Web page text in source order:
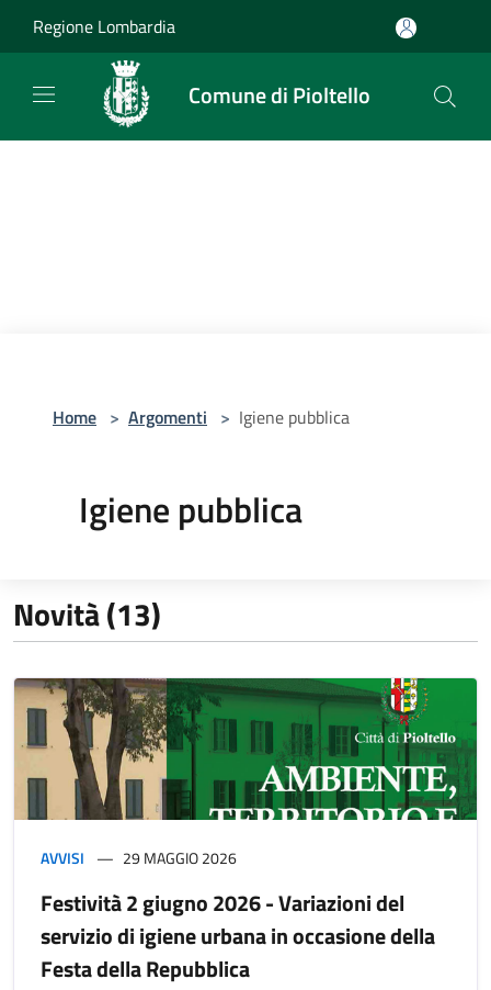
Regione Lombardia
Comune di Pioltello
Home > Argomenti > Igiene pubblica
Igiene pubblica
Novità (13)
AVVISI 29 MAGGIO 2026
Festività 2 giugno 2026 - Variazioni del
servizio di igiene urbana in occasione della
Festa della Repubblica